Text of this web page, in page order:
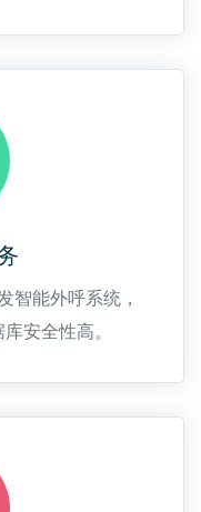
智能外呼系统，
安全性高。